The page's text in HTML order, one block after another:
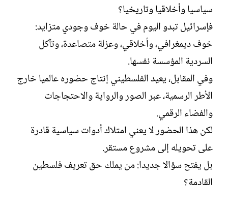
سياسيا وأخلاقيا وتاريخيا؟
فإسرائيل تبدو اليوم في حالة خوف وجودي متزايد:
خوف ديمغرافي، وأخلاقي، وعزلة متصاعدة، وتآكل
السردية المؤسسة نفسها.
وفي المقابل، يعيد الفلسطيني إنتاج حضوره عالميا خارج
الأطر الرسمية، عبر الصور والرواية والاحتجاجات
والفضاء الرقمي.
لكن هذا الحضور لا يعني امتلاك أدوات سياسية قادرة
على تحويله إلى مشروع مستقر.
بل يفتح سؤالا جديدا: من يملك حق تعريف فلسطين
القادمة؟